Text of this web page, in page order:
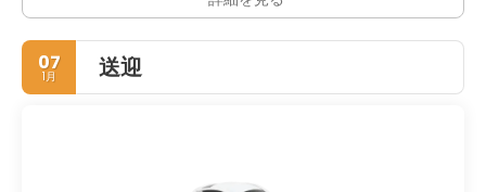
07
1月 送迎